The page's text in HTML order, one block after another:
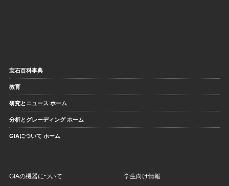
宝石百科事典
教育
研究とニュース ホーム
分析とグレーディング ホーム
GIAについて ホーム
GIAの機器について 学生向け情報